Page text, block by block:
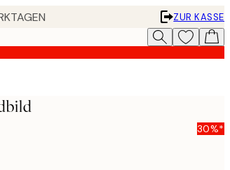
ZUR KASSE
30%*